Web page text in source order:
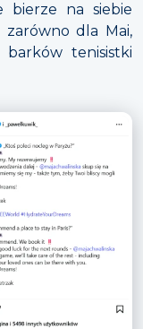
bierze na siebie
zarówno dla Mai,
tenisistki